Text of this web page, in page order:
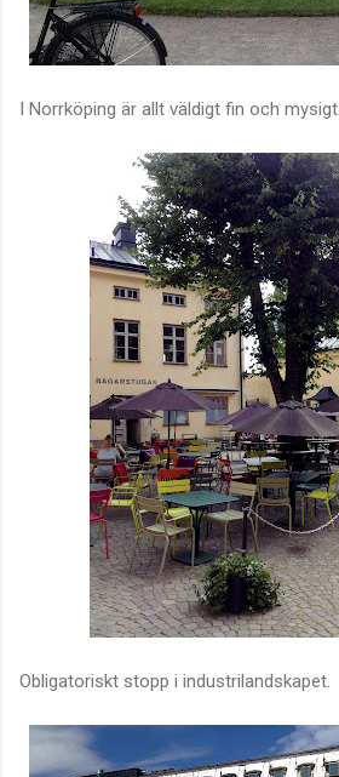
I Norrköping är allt väldigt fin och mysigt.
Obligatoriskt stopp i industrilandskapet.